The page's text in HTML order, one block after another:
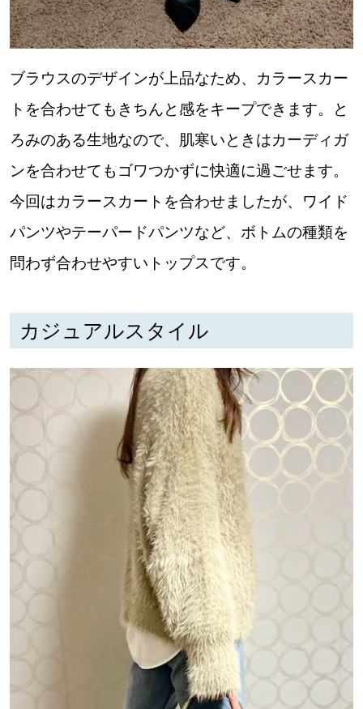
ブラウスのデザインが上品なため、カラースカー
トを合わせてもきちんと感をキープできます。と
ろみのある生地なので、肌寒いときはカーディガ
ンを合わせてもゴワつかずに快適に過ごせます。
今回はカラースカートを合わせましたが、ワイド
パンツやテーパードパンツなど、ボトムの種類を
問わず合わせやすいトップスです。
カジュアルスタイル